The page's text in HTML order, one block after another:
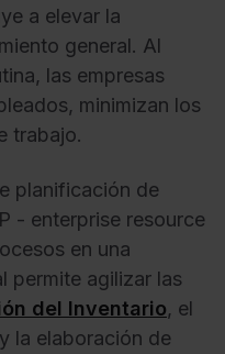
a elevar la
general. Al
las empresas
minimizan los
trabajo.
planificación de
- enterprise resource
en una
permite agilizar las
del Inventario, el
la elaboración de